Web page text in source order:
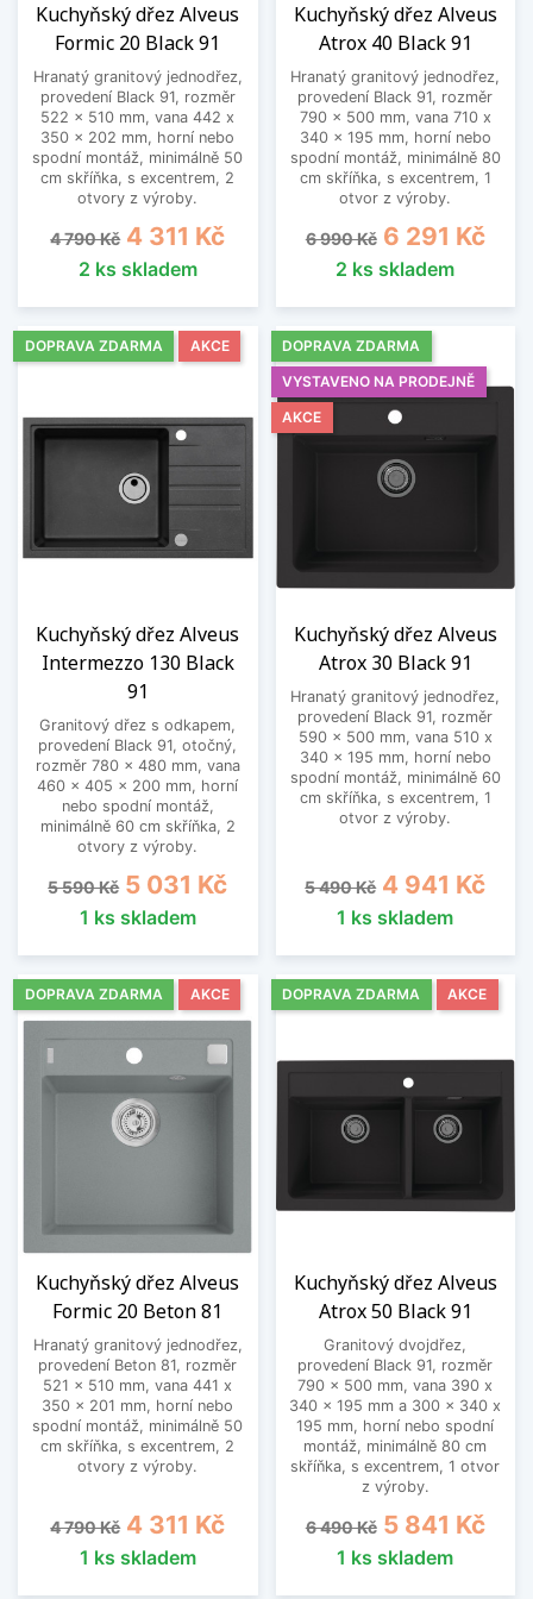
Kuchyňský dřez Alveus
Formic 20 Black 91
Hranatý granitový jednodřez,
provedení Black 91, rozměr
522 x 510 mm, vana 442 x
350 x 202 mm, horní nebo
spodní montáž, minimálně 50
cm skříňka, s excentrem, 2
otvory z výroby.
Běžná cena
4 790 Kč Cena
4 311 Kč
2 ks skladem
Kuchyňský dřez Alveus
Atrox 40 Black 91
Hranatý granitový jednodřez,
provedení Black 91, rozměr
790 x 500 mm, vana 710 x
340 x 195 mm, horní nebo
spodní montáž, minimálně 80
cm skříňka, s excentrem, 1
otvor z výroby.
Běžná cena
6 990 Kč Cena
6 291 Kč
2 ks skladem
Kuchyňský dřez Alveus
Intermezzo 130 Black
91
Granitový dřez s odkapem,
provedení Black 91, otočný,
rozměr 780 x 480 mm, vana
460 x 405 x 200 mm, horní
nebo spodní montáž,
minimálně 60 cm skříňka, 2
otvory z výroby.
Běžná cena
5 590 Kč Cena
5 031 Kč
1 ks skladem
DOPRAVA ZDARMA AKCE
Kuchyňský dřez Alveus
Atrox 30 Black 91
Hranatý granitový jednodřez,
provedení Black 91, rozměr
590 x 500 mm, vana 510 x
340 x 195 mm, horní nebo
spodní montáž, minimálně 60
cm skříňka, s excentrem, 1
otvor z výroby.
Běžná cena
5 490 Kč Cena
4 941 Kč
1 ks skladem
DOPRAVA ZDARMA
VYSTAVENO NA PRODEJNĚ
AKCE
Kuchyňský dřez Alveus
Formic 20 Beton 81
Hranatý granitový jednodřez,
provedení Beton 81, rozměr
521 x 510 mm, vana 441 x
350 x 201 mm, horní nebo
spodní montáž, minimálně 50
cm skříňka, s excentrem, 2
otvory z výroby.
Běžná cena
4 790 Kč Cena
4 311 Kč
1 ks skladem
DOPRAVA ZDARMA AKCE
Kuchyňský dřez Alveus
Atrox 50 Black 91
Granitový dvojdřez,
provedení Black 91, rozměr
790 x 500 mm, vana 390 x
340 x 195 mm a 300 x 340 x
195 mm, horní nebo spodní
montáž, minimálně 80 cm
skříňka, s excentrem, 1 otvor
z výroby.
Běžná cena
6 490 Kč Cena
5 841 Kč
1 ks skladem
DOPRAVA ZDARMA AKCE